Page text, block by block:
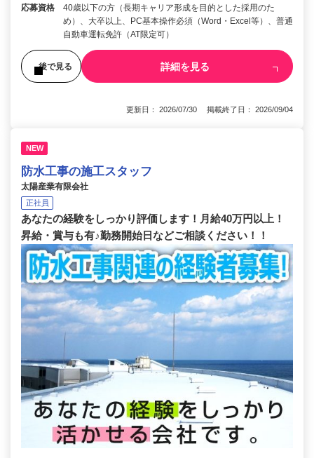
応募資格
40歳以下の方（長期キャリア形成を目的とした採用のた
め）、大卒以上、PC基本操作必須（Word・Excel等）、普通
自動車運転免許（AT限定可）
後で見る 詳細を見る
更新日： 2026/07/30 掲載終了日： 2026/09/04
NEW
防水工事の施工スタッフ
太陽産業有限会社
正社員
あなたの経験をしっかり評価します！月給40万円以上！
昇給・賞与も有♪勤務開始日などご相談ください！！